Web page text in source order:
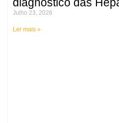
Julho 23, 2026
Ler mais »